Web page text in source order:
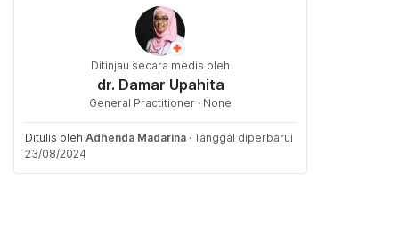
Ditinjau secara medis oleh
dr. Damar Upahita
General Practitioner · None
Ditulis oleh Adhenda Madarina · Tanggal diperbarui
23/08/2024